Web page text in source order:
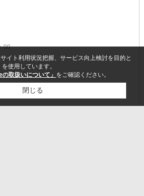
00
イト利用状況把握、サービス向上検討を目的と
使用しています。
の取扱いについて」 をご確認ください。
閉じる